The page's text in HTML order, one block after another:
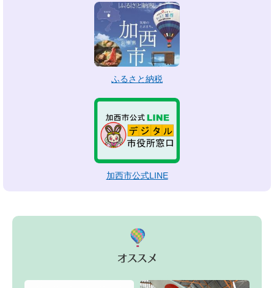
ふるさと納税
加西市公式LINE